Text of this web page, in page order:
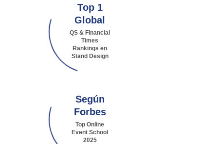
Top 1
Global
QS & Financial
Times
Rankings en
Stand Design
Según
Forbes
Top Online
Event School
2025